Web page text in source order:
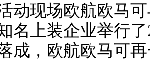
动现场欧航欧马
名上装企业举行
成，欧航欧马可